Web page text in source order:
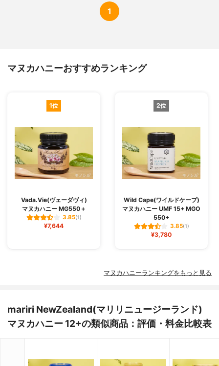
1
マヌカハニーおすすめランキング
1位
Vada.Vie(ヴェーダヴィ)
マヌカハニー MG550＋
3.85(1)
¥7,644
2位
Wild Cape(ワイルドケープ)
マヌカハニー UMF 15+ MGO
550+
3.85(1)
¥3,780
マヌカハニーランキングをもっと見る
mariri NewZealand(マリリニュージーランド)
マヌカハニー 12+の類似商品：評価・料金比較表